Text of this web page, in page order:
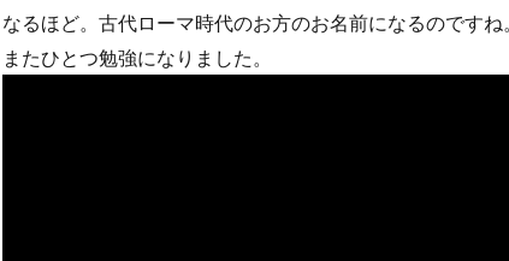
なるほど。古代ローマ時代のお方のお名前になるのですね
またひとつ勉強になりました。